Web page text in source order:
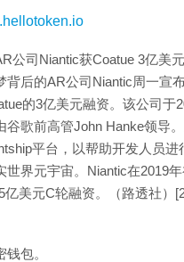
公司Niantic获Coatue 3亿美
背后的AR公司Niantic周一宣
的3亿美元融资。该公司于
谷歌前高管John Hanke领导
平台，以帮助开发人员进
世界元宇宙。Niantic在2019
亿美元C轮融资。（路透社）
包。